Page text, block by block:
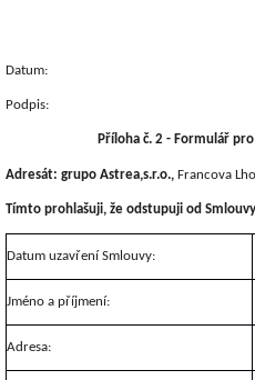
Datum:
Podpis:
Příloha č. 2 - Formulář
Adresát: grupo Astrea,s.r.o., Francova
Tímto prohlašuji, že odstupuji od
Datum uzavření Smlouvy:
Jméno a příjmení:
Adresa: